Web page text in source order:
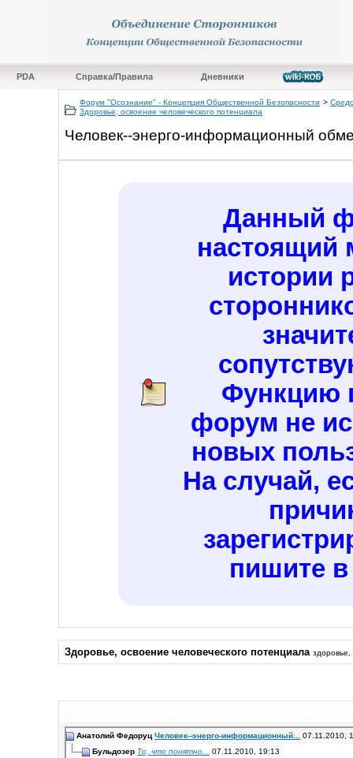
PDA Справка/Правила Дневники
Форум "Осознание" - Концепция Общественной Безопасности >
Здоровье, освоение человеческого потенциала
Человек--энерго-информационный
Данный
настоящий
истории
Функцию
форум не
новых
На случай,
пишите в
Здоровье, освоение человеческого потенциала здоровье,
Анатолий Федоруц Человек--энерго-информационный... 07.11.2010,
Бульдозер То, что понятно... 07.11.2010, 19:13